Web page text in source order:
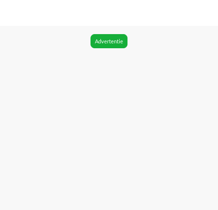
Advertentie